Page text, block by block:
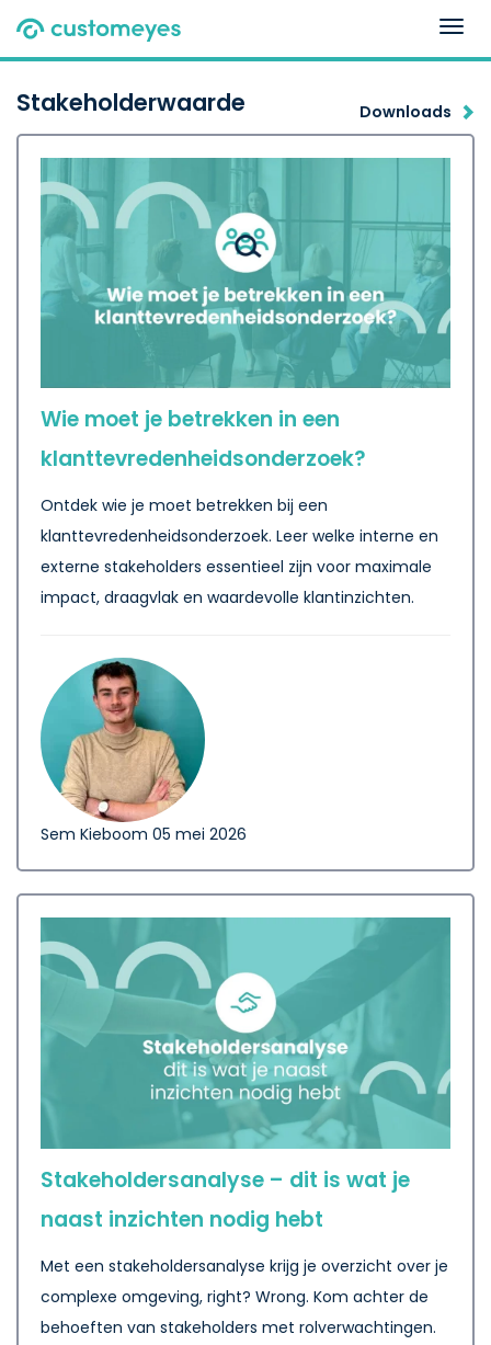
Stakeholderwaarde Downloads
Wie moet je betrekken in een
klanttevredenheidsonderzoek?
Ontdek wie je moet betrekken bij een
klanttevredenheidsonderzoek. Leer welke interne en
externe stakeholders essentieel zijn voor maximale
impact, draagvlak en waardevolle klantinzichten.
Sem Kieboom 05 mei 2026
Stakeholdersanalyse – dit is wat je
naast inzichten nodig hebt
Met een stakeholdersanalyse krijg je overzicht over je
complexe omgeving, right? Wrong. Kom achter de
behoeften van stakeholders met rolverwachtingen.